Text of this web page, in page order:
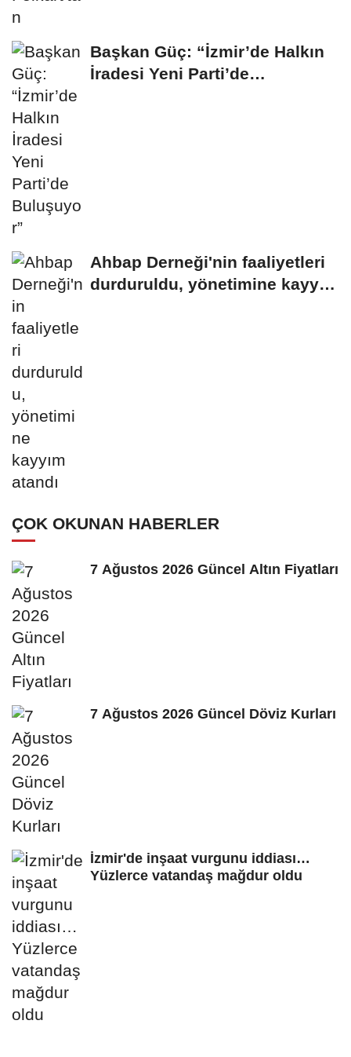
Başkan Güç: “İzmir’de Halkın
İradesi Yeni Parti’de
Ahbap Derneği'nin faaliyetleri
durduruldu, yönetimine kayyım
ÇOK OKUNAN HABERLER
7 Ağustos 2026 Güncel Altın Fiyatları
7 Ağustos 2026 Güncel Döviz Kurları
İzmir'de inşaat vurgunu iddiası…
Yüzlerce vatandaş mağdur oldu